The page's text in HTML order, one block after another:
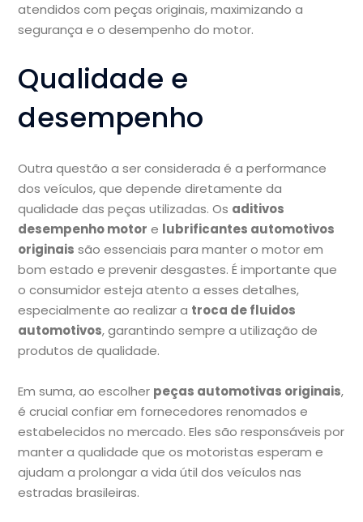
atendidos com peças originais, maximizando a
segurança e o desempenho do motor.
Qualidade e
desempenho
Outra questão a ser considerada é a performance
dos veículos, que depende diretamente da
qualidade das peças utilizadas. Os aditivos
desempenho motor e lubrificantes automotivos
originais são essenciais para manter o motor em
bom estado e prevenir desgastes. É importante que
o consumidor esteja atento a esses detalhes,
especialmente ao realizar a troca de fluidos
automotivos, garantindo sempre a utilização de
produtos de qualidade.
Em suma, ao escolher peças automotivas originais,
é crucial confiar em fornecedores renomados e
estabelecidos no mercado. Eles são responsáveis por
manter a qualidade que os motoristas esperam e
ajudam a prolongar a vida útil dos veículos nas
estradas brasileiras.